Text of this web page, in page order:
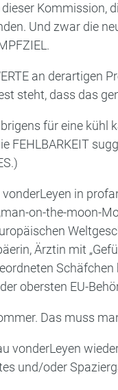
Kommission,
Und zwar die
an derartigen
steht, dass das
für eine kühl
FEHLBARKEIT
in
on-the-moon-
Ärztin mit
obersten EU-
Das muss
vonderLeyen
und/oder